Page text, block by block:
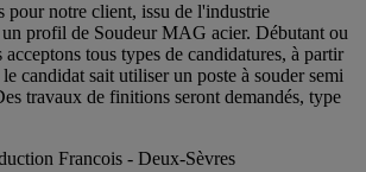
pour notre client, issu de l'industrie
profil de Soudeur MAG acier. Débutant ou
tous types de candidatures, à partir
candidat sait utiliser un poste à souder semi
travaux de finitions seront demandés, type
Francois - Deux-Sèvres